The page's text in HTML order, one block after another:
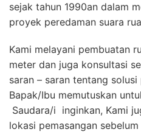
sejak tahun 1990an dalam
proyek peredaman suara
Kami melayani pembuatan
meter dan juga konsultasi
saran – saran tentang
Bapak/Ibu memutuskan
Saudara/i inginkan, Kami
lokasi pemasangan